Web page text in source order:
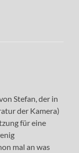
Stefan, der in
der Kamera)
für eine
mal an was